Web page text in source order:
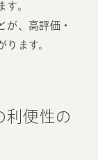
。
が、高評価・
ます。
利便性の